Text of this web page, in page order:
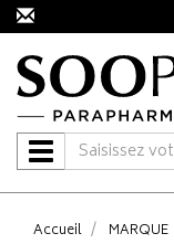
Navigation
Accueil MARQUE